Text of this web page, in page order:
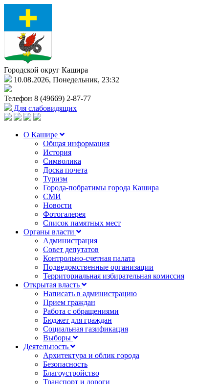
Городской округ Кашира
10.08.2026, Понедельник, 23:32
Телефон 8 (49669) 2-87-77
Для слабовидящих
О Кашире
Общая информация
История
Символика
Доска почета
Туризм
Города-побратимы города Кашира
СМИ
Новости
Фотогалерея
Список памятных мест
Органы власти
Администрация
Совет депутатов
Контрольно-счетная палата
Подведомственные организации
Территориальная избирательная комиссия
Открытая власть
Написать в администрацию
Прием граждан
Работа с обращениями
Бюджет для граждан
Социальная газификация
Выборы
Деятельность
Архитектура и облик города
Безопасность
Благоустройство
Транспорт и дороги